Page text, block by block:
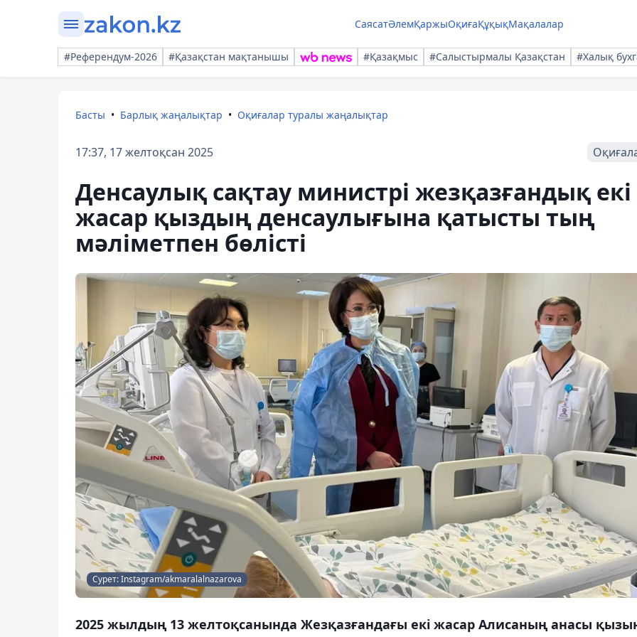
СаясатӘлемҚаржыОқиғаҚұқықМақалалар
#Референдум-2026 #Қазақстан мақтанышы #Қазақмыс #Салыстырмалы Қазақстан #Халық
Басты Барлық жаңалықтар Оқиғалар туралы жаңалықтар
17:37, 17 желтоқсан 2025
Денсаулық сақтау министрі жезқазғандық екі
жасар қыздың денсаулығына қатысты тың
мәліметпен бөлісті
Сурет: Instagram/akmaralalnazarova
2025 жылдың 13 желтоқсанында Жезқазғандағы екі жасар Алисаның анасы